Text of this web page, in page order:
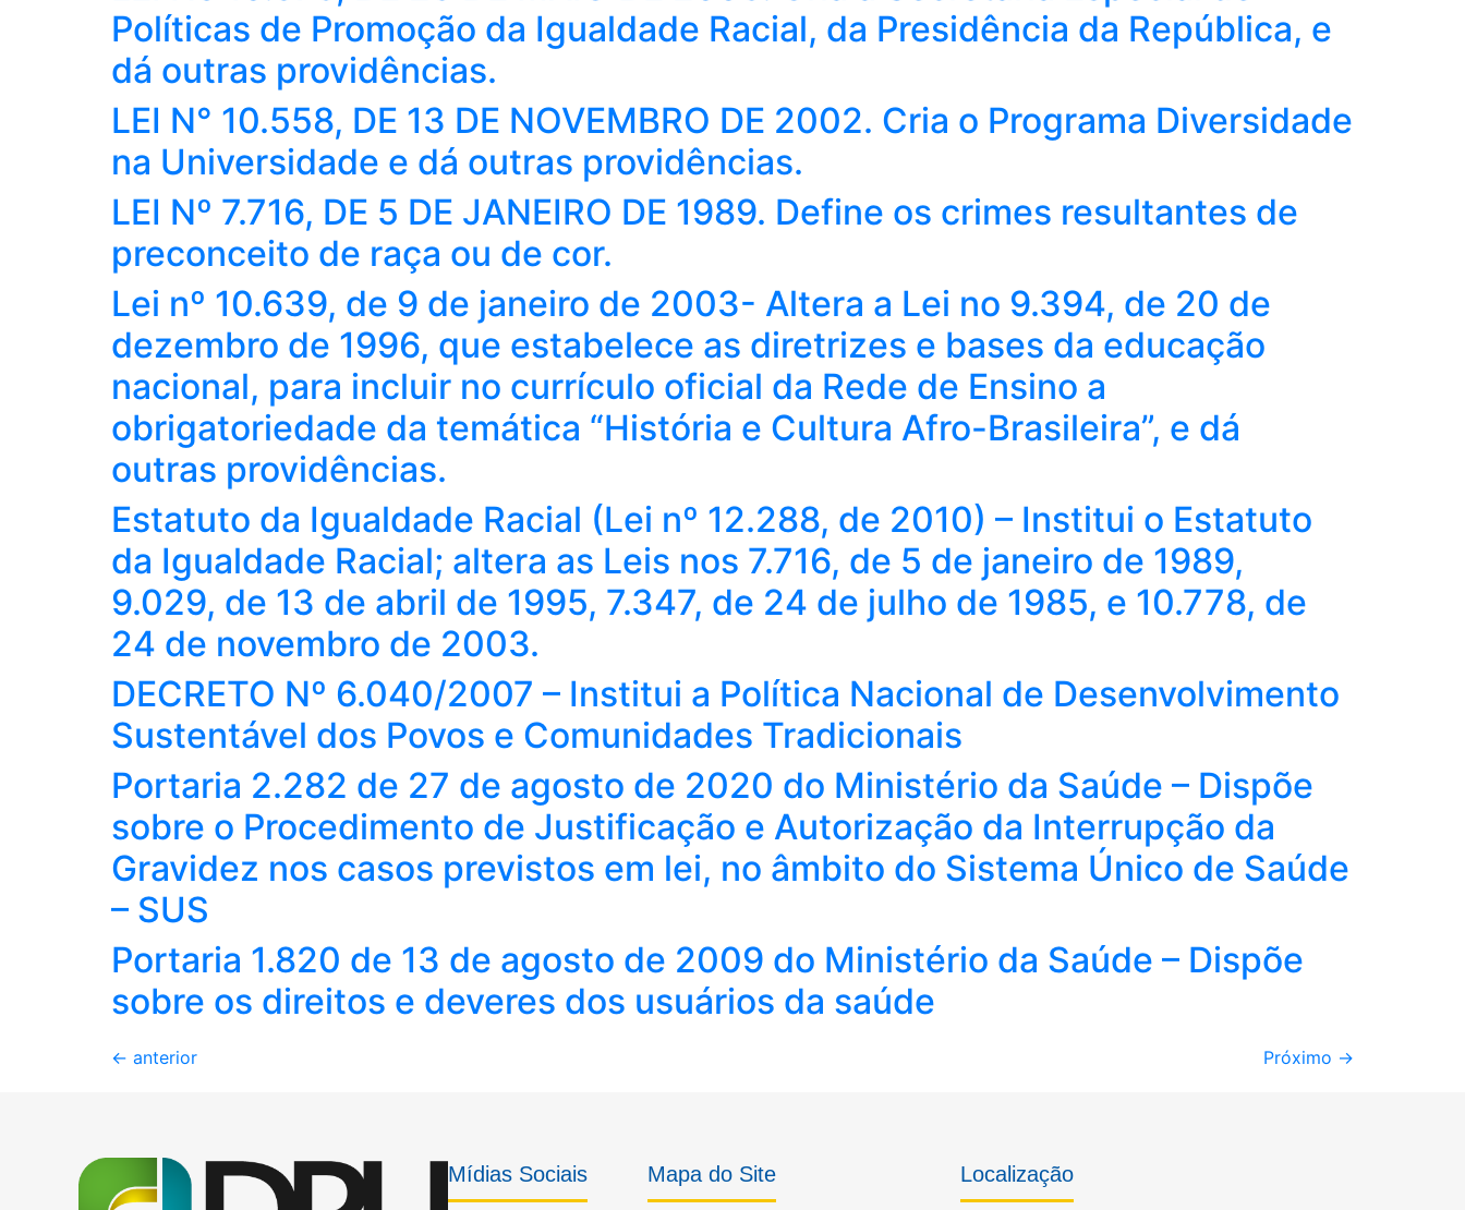
Políticas de Promoção da Igualdade Racial, da Presidência da República, e
dá outras providências.
LEI N° 10.558, DE 13 DE NOVEMBRO DE 2002. Cria o Programa Diversidade
na Universidade e dá outras providências.
LEI Nº 7.716, DE 5 DE JANEIRO DE 1989. Define os crimes resultantes de
preconceito de raça ou de cor.
Lei nº 10.639, de 9 de janeiro de 2003- Altera a Lei no 9.394, de 20 de
dezembro de 1996, que estabelece as diretrizes e bases da educação
nacional, para incluir no currículo oficial da Rede de Ensino a
obrigatoriedade da temática “História e Cultura Afro-Brasileira”, e dá
outras providências.
Estatuto da Igualdade Racial (Lei nº 12.288, de 2010) – Institui o Estatuto
da Igualdade Racial; altera as Leis nos 7.716, de 5 de janeiro de 1989,
9.029, de 13 de abril de 1995, 7.347, de 24 de julho de 1985, e 10.778, de
24 de novembro de 2003.
DECRETO Nº 6.040/2007 – Institui a Política Nacional de Desenvolvimento
Sustentável dos Povos e Comunidades Tradicionais
Portaria 2.282 de 27 de agosto de 2020 do Ministério da Saúde – Dispõe
sobre o Procedimento de Justificação e Autorização da Interrupção da
Gravidez nos casos previstos em lei, no âmbito do Sistema Único de Saúde
– SUS
Portaria 1.820 de 13 de agosto de 2009 do Ministério da Saúde – Dispõe
sobre os direitos e deveres dos usuários da saúde
← anterior Próximo →
Mídias Sociais Mapa do Site Localização